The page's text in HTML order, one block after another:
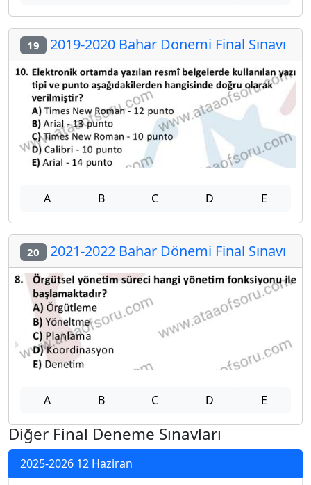
19 2019-2020 Bahar Dönemi Final Sınavı
A B C D E
20 2021-2022 Bahar Dönemi Final Sınavı
A B C D E
Diğer Final Deneme Sınavları
2025-2026 12 Haziran